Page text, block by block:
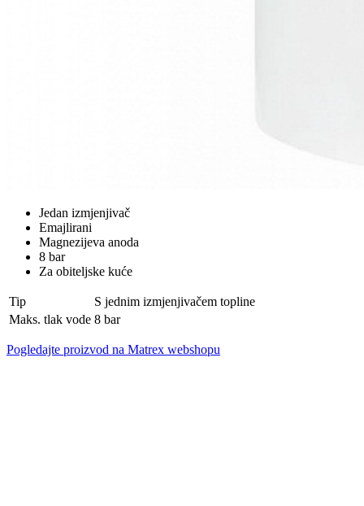
Jedan izmjenjivač
Emajlirani
Magnezijeva anoda
8 bar
Za obiteljske kuće
Tip
S jednim izmjenjivačem topline
Maks. tlak vode 8 bar
Pogledajte proizvod na Matrex webshopu